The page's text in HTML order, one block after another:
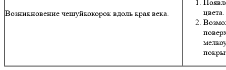
Возникновение чешуйкокорок вдоль края века.
цвета.